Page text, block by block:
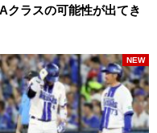
クラスの可能性が出てき
NEW